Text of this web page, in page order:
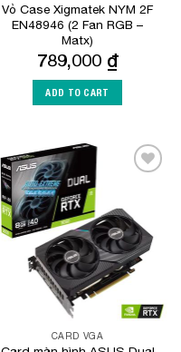
Vỏ Case Xigmatek NYM 2F
EN48946 (2 Fan RGB –
Matx)
789,000 ₫
ADD TO CART
CARD VGA